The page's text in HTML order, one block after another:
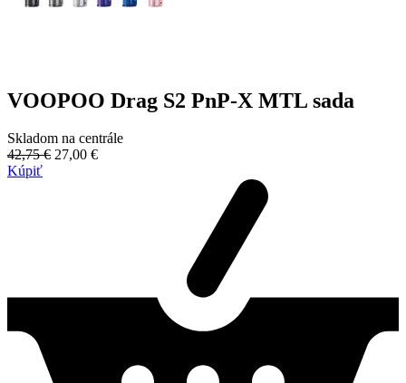
VOOPOO Drag S2 PnP-X MTL sada
Skladom na centrále
42,75 € 27,00 €
Kúpiť